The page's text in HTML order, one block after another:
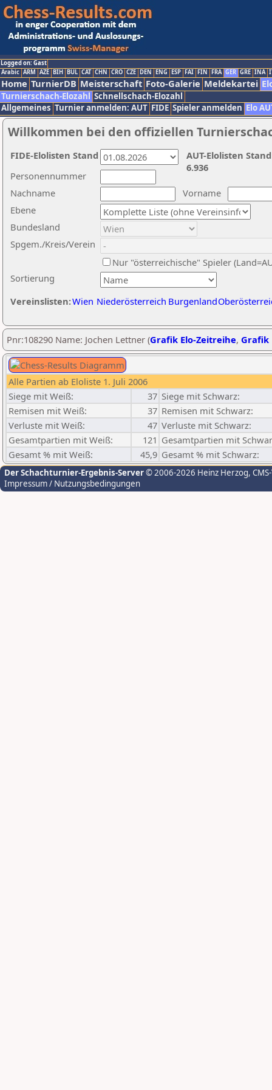
Logged on: Gast
Arabic ARM AZE BIH BUL CAT CHN CRO CZE DEN ENG ESP FAI FIN FRA GER GRE INA
Home TurnierDB Meisterschaft Foto-Galerie Meldekartei
Turnierschach-Elozahl Schnellschach-Elozahl
Allgemeines Turnier anmelden: AUT FIDE Spieler anmelden Elo
Willkommen bei den offiziellen
Nachname
Vorname
Ebene
Sortierung
Personennummer
Bundesland
Spgem./Kreis/Verein
Nur "österreichische" Spieler
Vereinslisten:Wien Niederösterreich Burgenland
AUT-Elolisten
6.936
FIDE-Elolisten Stand
Pnr:108290 Name: Jochen Lettner (Grafik Elo-Zeitreihe, Grafik
Alle Partien ab Eloliste 1. Juli 2006
Siege mit Weiß:
37 Siege mit Schwarz:
Remisen mit Weiß:
37 Remisen mit Schwarz:
Verluste mit Weiß:
47 Verluste mit Schwarz:
Gesamtpartien mit Weiß:
121 Gesamtpartien mit
Gesamt % mit Weiß:
45,9 Gesamt % mit Schwarz:
Der Schachturnier-Ergebnis-Server© 2006-2026 Heinz Herzog,
Impressum / Nutzungsbedingungen